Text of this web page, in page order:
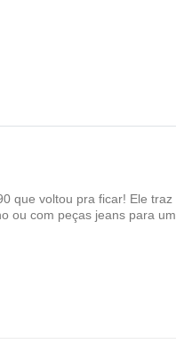
que voltou pra ficar! Ele traz
ou com peças jeans para um